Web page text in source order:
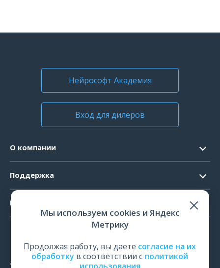
Нейрософт Академия
Вход для дилеров
О компании
Официальные документы
Поддержка
Системные требования
Поверка и калибровка
Продукты
ЭМГ
ИОМ
Мы используем cookies и Яндекс
Метрику
Продолжая работу, вы даете согласие на их
обработку в соответствии с политикой